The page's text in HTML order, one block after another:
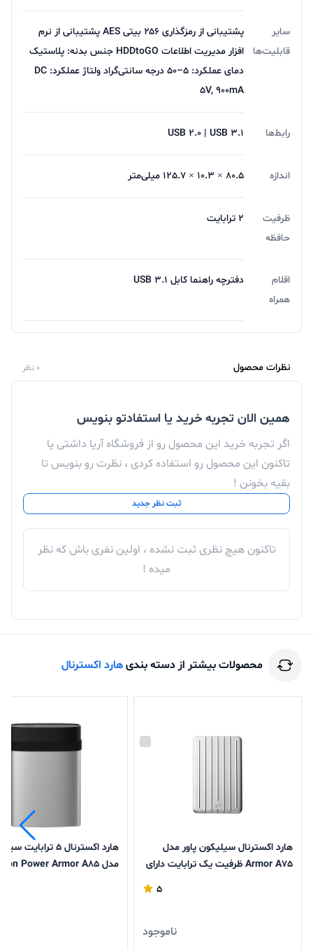
HV300 با سیستم‌عامل‌های مختلف از جمله نسخه‌های
گوناگون سیستم‌عامل ویندوز و مک به خوبی سازگار است.
ترین قیمت در فروشگاه اینترنتی آریا
برای خرید هارد اکسترنال ای دیتا مدل HV300QS1220 یا سایر
محصولات از فروشگاه اینترنتی آریا با مشاورین فروش ما در
تماس باشید.
تجربه یه حس خوب از خرید ツ
سایر
قابلیت‌ها
پشتیبانی از رمزگذاری ۲۵۶ بیتی AES پشتیبانی از نرم
افزار مدیریت اطلاعات HDDtoGO جنس بدنه: پلاستیک
دمای عملکرد: ۵–۵۰ درجه سانتی‌گراد ولتاژ عملکرد: DC
۵V, ۹۰۰mA
رابط‌ها USB 2.۰ | USB 3.1
اندازه 80.5 × 10.3 × 125.7 میلی‌متر
ظرفیت
حافظه
2 ترابایت
اقلام
همراه
دفترچه راهنما کابل USB 3.1
نظرات محصول 0 نظر
همین الان تجربه خرید یا استفادتو بنویس
اگر تجربه خرید این محصول رو از فروشگاه آریا داشتی یا
تاکنون این محصول رو استفاده کردی ، نظرت رو بنویس تا
بقیه بخونن !
ثبت نظر جدید
تاکنون هیچ نظری ثبت نشده ، اولین نفری باش که نظر
میده !
محصولات بیشتر از دسته بندیهارد اکسترنال
هارد اکسترنال سیلیکون پاور مدل
Armor A75 ظرفیت یک ترابایت دارای
5
ناموجود
هارد اکسترنال 5
مدل Silicon Power Armor A85